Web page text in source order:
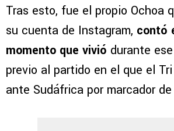
Tras esto, fue el propio Ochoa
su cuenta de Instagram, contó
momento que vivió durante
previo al partido en el que el
ante Sudáfrica por marcador